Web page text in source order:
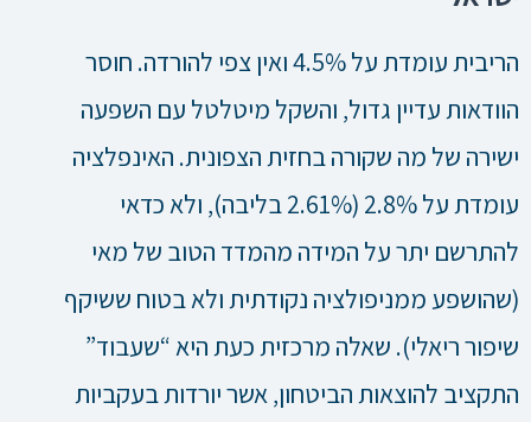
הריבית עומדת על 4.5% ואין צפי להורדה. חוסר
הוודאות עדיין גדול, והשקל מיטלטל עם השפעה
ישירה של מה שקורה בחזית הצפונית. האינפלציה
עומדת על 2.8% (2.61% בליבה), ולא כדאי
להתרשם יתר על המידה מהמדד הטוב של מאי
(שהושפע ממניפולציה נקודתית ולא בטוח ששיקף
שיפור ריאלי). שאלה מרכזית כעת היא “שעבוד”
התקציב להוצאות הביטחון, אשר יורדות בעקביות